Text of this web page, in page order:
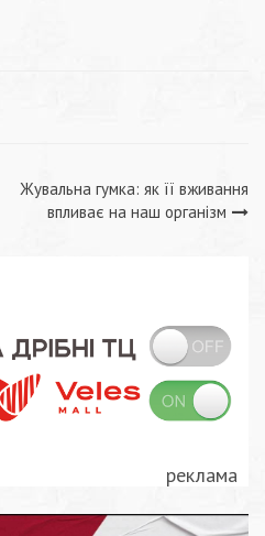
Жувальна гумка: як її вживання
впливає на наш організм